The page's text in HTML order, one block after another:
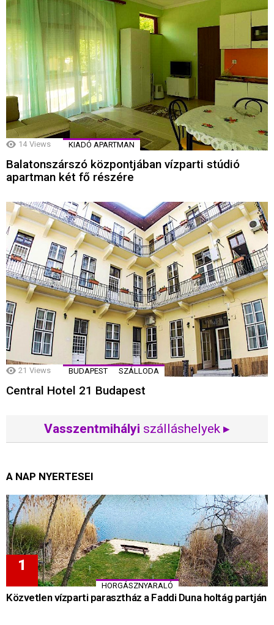
14 Views KIADÓ APARTMAN
Balatonszárszó központjában vízparti stúdió
apartman két fő részére
21 Views BUDAPEST SZÁLLODA
Central Hotel 21 Budapest
Vasszentmihályi szálláshelyek ▸
A NAP NYERTESEI
HORGÁSZNYARALÓ
Közvetlen vízparti parasztház a Faddi Duna holtág partján